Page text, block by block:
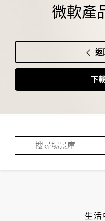
微軟產
返
下
生活